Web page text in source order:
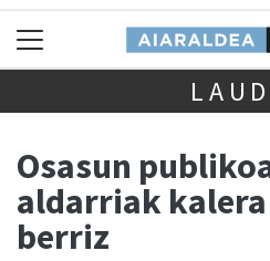
Osasun
aldarriak
berriz